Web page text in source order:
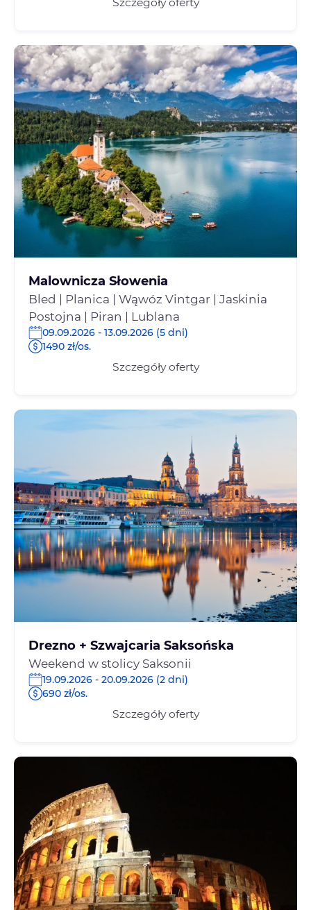
Szczegóły oferty
Malownicza Słowenia
Bled | Planica | Wąwóz Vintgar | Jaskinia
Postojna | Piran | Lublana
09.09.2026 - 13.09.2026 (5 dni)
1490 zł/os.
Szczegóły oferty
Drezno + Szwajcaria Saksońska
Weekend w stolicy Saksonii
19.09.2026 - 20.09.2026 (2 dni)
690 zł/os.
Szczegóły oferty